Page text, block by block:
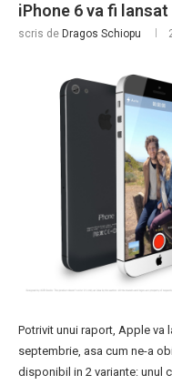
iPhone 6 va fi
scris de Dragos Schiopu
Potrivit unui raport, Apple va
septembrie, asa cum ne-a
disponibil in 2 variante: unul